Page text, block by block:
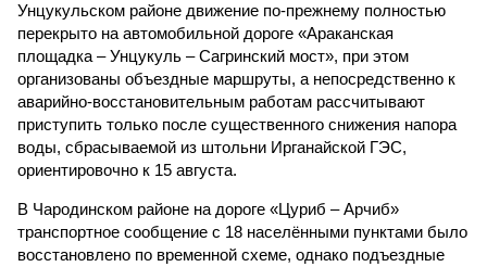
Унцукульском районе движение по-прежнему полностью
перекрыто на автомобильной дороге «Араканская
площадка – Унцукуль – Сагринский мост», при этом
организованы объездные маршруты, а непосредственно к
аварийно-восстановительным работам рассчитывают
приступить только после существенного снижения напора
воды, сбрасываемой из штольни Ирганайской ГЭС,
ориентировочно к 15 августа.
В Чародинском районе на дороге «Цуриб – Арчиб»
транспортное сообщение с 18 населёнными пунктами было
восстановлено по временной схеме, однако подъездные